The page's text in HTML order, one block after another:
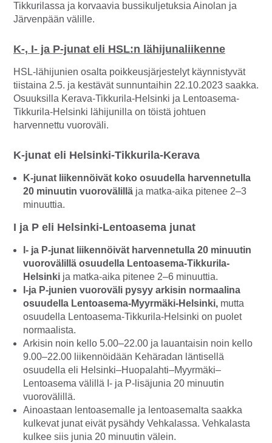
Tikkurilassa ja korvaavia bussikuljetuksia Ainolan ja
Järvenpään välille.
K-, I- ja P-junat eli HSL:n lähijunaliikenne
HSL-lähijunien osalta poikkeusjärjestelyt käynnistyvät
tiistaina 2.5. ja kestävät sunnuntaihin 22.10.2023 saakka.
Osuuksilla Kerava-Tikkurila-Helsinki ja Lentoasema-
Tikkurila-Helsinki lähijunilla on töistä johtuen
harvennettu vuoroväli.
K-junat eli Helsinki-Tikkurila-Kerava
K-junat liikennöivät koko osuudella harvennetulla
20 minuutin vuorovälillä ja matka-aika pitenee 2–3
minuuttia.
I ja P eli Helsinki-Lentoasema junat
I- ja P-junat liikennöivät harvennetulla 20 minuutin
vuorovälillä osuudella Lentoasema-Tikkurila-
Helsinki ja matka-aika pitenee 2–6 minuuttia.
I-ja P-junien vuoroväli pysyy arkisin normaalina
osuudella Lentoasema-Myyrmäki-Helsinki, mutta
osuudella Lentoasema-Tikkurila-Helsinki on puolet
normaalista.
Arkisin noin kello 5.00–22.00 ja lauantaisin noin kello
9.00–22.00 liikennöidään Kehäradan läntisellä
osuudella eli Helsinki–Huopalahti–Myyrmäki–
Lentoasema välillä I- ja P-lisäjunia 20 minuutin
vuorovälillä.
Ainoastaan lentoasemalle ja lentoasemalta saakka
kulkevat junat eivät pysähdy Vehkalassa. Vehkalasta
kulkee siis junia 20 minuutin välein.